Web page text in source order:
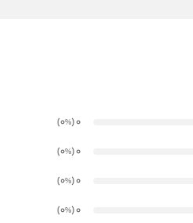
0
(0
%
)
0
(0
%
)
0
(0
%
)
0
(0
%
)